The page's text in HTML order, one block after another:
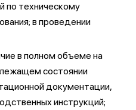
по техническому
в проведении
в полном объеме на
состоянии
документации,
инструкций;